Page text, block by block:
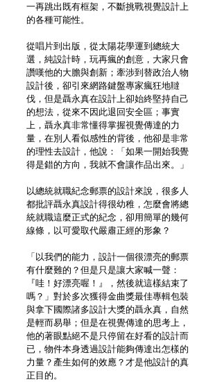
一再跳出既有框架，不斷挑戰視覺設計上
的各種可能性。
從唱片到出版，從太陽花學運到總統大
選，純設計時，玩再瘋的創意，大家只會
讚嘆他的大膽與創新；牽涉到替政治人物
設計後，卻引來網路鍵盤專家瘋狂地韃
伐，但是聶永真在設計上卻始終堅持自己
的想法，從來不因此退回安全區；事實
上，聶永真非常懂得掌握視覺傳達的力
量，在別人看似感性的背後，他卻是非常
的理性去設計，他說：「如果一開始我覺
得是錯的方向，我就不會讓作品出來。」
以總統就職紀念郵票的設計來說，很多人
都批評聶永真設計得很幼稚，怎麼會將總
統就職這麼正式的紀念，卻用簡單的幾何
線條，以可愛取代嚴肅正經的形象？
「以我們的能力，設計一個很漂亮的郵票
有什麼難的？但是只是讓大家喊一聲：
『哇！好漂亮喔！』，然後就這樣結束了
嗎？」對於多次獲得金曲獎最佳專輯包裝
與拿下國際諸多設計大獎的聶永真，自然
是輕而易舉；但是在視覺傳達的思考上，
他的著眼點絕不是只停留在好看的設計而
已，物件本身透過設計能夠傳達出怎樣的
力量？產生如何的效應？才是他設計的真
正目的。